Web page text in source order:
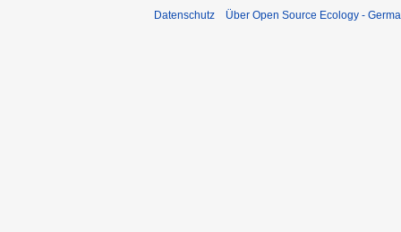
Datenschutz Über Open Source Ecology -